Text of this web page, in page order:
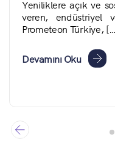
Yeniliklere açık ve
veren, endüstriyel
Prometeon Türkiye,
Devamını Oku